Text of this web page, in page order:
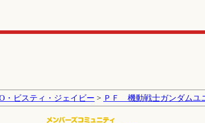
・ビスティ・ジェイビー > ＰＦ 機動戦士ガンダムユ